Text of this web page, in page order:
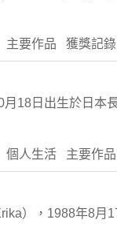
要作品 獲獎記
18日出生於日本
人生活 主要作
），1988年8月